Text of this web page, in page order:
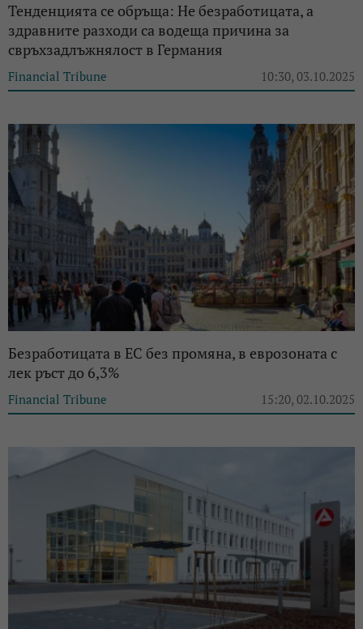
Тенденцията се обръща: Не безработицата, а
здравните разходи са водеща причина за
свръхзадлъжнялост в Германия
Financial Tribune 10:30, 03.10.2025
Безработицата в ЕС без промяна, в еврозоната с
лек ръст до 6,3%
Financial Tribune 15:20, 02.10.2025